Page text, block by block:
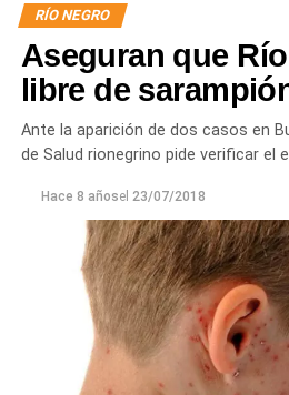
RÍO NEGRO
Aseguran que
libre de
Ante la aparición de dos casos en
de Salud rionegrino pide verificar el
Hace 8 añosel 23/07/2018